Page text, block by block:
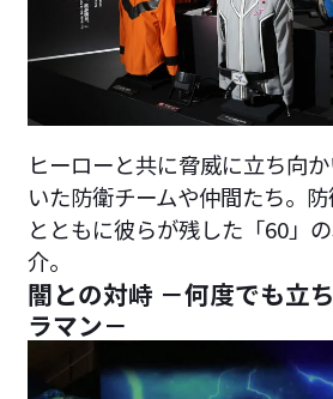
ヒーローと共に脅威に立ち向
いた防衛チームや仲間たち。
とともに彼らが残した「60」
介。
闇との対峙 －何度でも立
ラマン－